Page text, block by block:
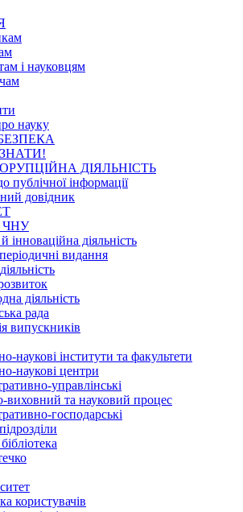
і науковцям
науку
ДІЯЛЬНІСТЬ
публічної інформації
довідник
ЧНУ
інноваційна діяльність
видання
діяльність
рада
випускників
наукові інститути та факультети
наукові центри
управлінські
виховний та науковий процес
господарські
користувачів